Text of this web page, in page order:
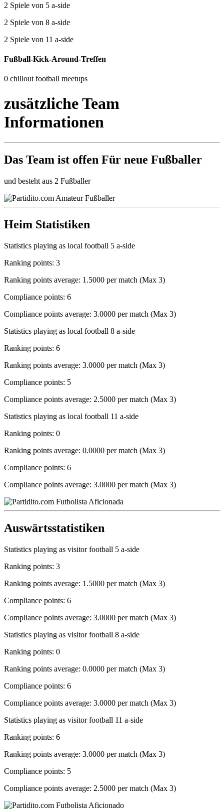
2 Spiele von 5 a-side
2 Spiele von 8 a-side
2 Spiele von 11 a-side
Fußball-Kick-Around-Treffen
0 chillout football meetups
zusätzliche Team
Informationen
Das Team ist offen Für neue Fußballer
und besteht aus 2 Fußballer
Heim Statistiken
Statistics playing as local football 5 a-side
Ranking points: 3
Ranking points average: 1.5000 per match (Max 3)
Compliance points: 6
Compliance points average: 3.0000 per match (Max 3)
Statistics playing as local football 8 a-side
Ranking points: 6
Ranking points average: 3.0000 per match (Max 3)
Compliance points: 5
Compliance points average: 2.5000 per match (Max 3)
Statistics playing as local football 11 a-side
Ranking points: 0
Ranking points average: 0.0000 per match (Max 3)
Compliance points: 6
Compliance points average: 3.0000 per match (Max 3)
Auswärtsstatistiken
Statistics playing as visitor football 5 a-side
Ranking points: 3
Ranking points average: 1.5000 per match (Max 3)
Compliance points: 6
Compliance points average: 3.0000 per match (Max 3)
Statistics playing as visitor football 8 a-side
Ranking points: 0
Ranking points average: 0.0000 per match (Max 3)
Compliance points: 6
Compliance points average: 3.0000 per match (Max 3)
Statistics playing as visitor football 11 a-side
Ranking points: 6
Ranking points average: 3.0000 per match (Max 3)
Compliance points: 5
Compliance points average: 2.5000 per match (Max 3)